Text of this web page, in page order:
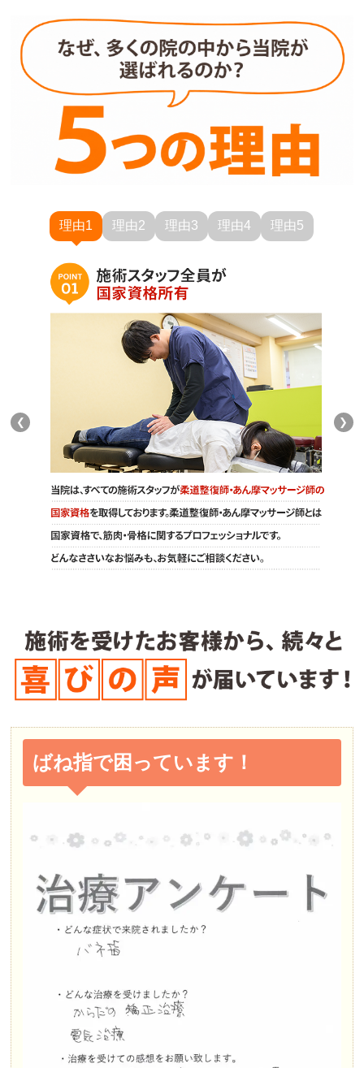
理由1 理由2 理由3 理由4 理由5
❮ ❯
ばね指で困っています！